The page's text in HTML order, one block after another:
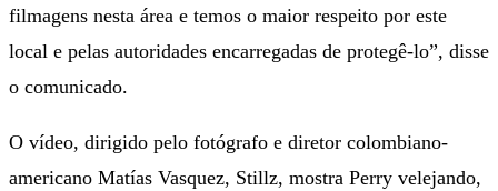
filmagens nesta área e temos o maior respeito por este
local e pelas autoridades encarregadas de protegê-lo”, disse
o comunicado.
O vídeo, dirigido pelo fotógrafo e diretor colombiano-
americano Matías Vasquez, Stillz, mostra Perry velejando,